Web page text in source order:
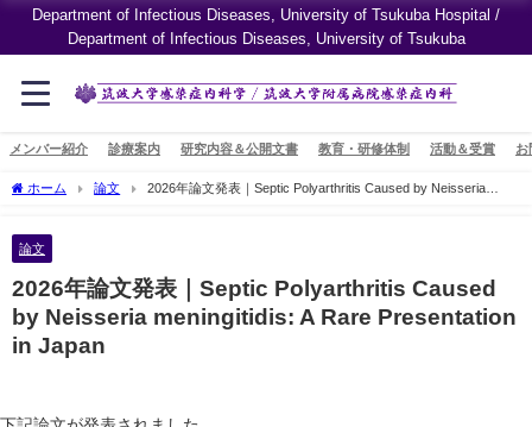
Department of Infectious Diseases, University of Tsukuba Hospital /
Department of Infectious Diseases, University of Tsukuba
メンバー紹介 診療案内 研究内容＆公開文書 教育・研修体制 活動＆受賞 お
ホーム 論文
2026年論文発表｜Septic Polyarthritis Caused by Neisseria
論文
2026年論文発表｜Septic Polyarthritis Caused
by Neisseria meningitidis: A Rare Presentation
in Japan